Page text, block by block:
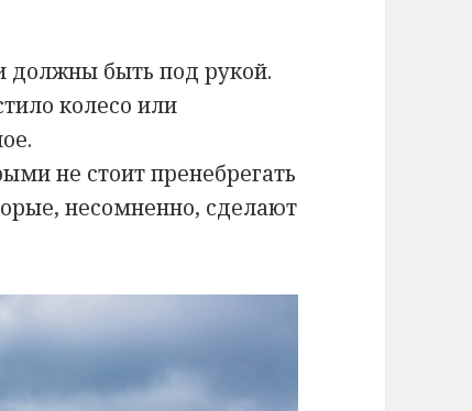
должны быть под рукой.
колесо или
не стоит пренебрегать
несомненно, сделают